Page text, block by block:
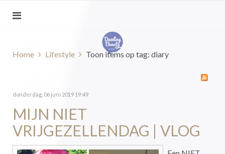
Home Lifestyle Toon items op tag: diary
donderdag, 06 juni 2019 19:49
MIJN NIET
VRIJGEZELLENDAG | VLOG